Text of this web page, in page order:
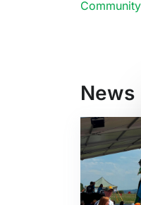
News